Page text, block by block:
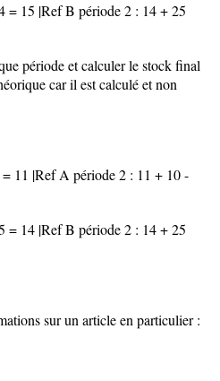
= 15 |Ref B période 2 : 14 + 25
période et calculer le stock final
car il est calculé et non
11 |Ref A période 2 : 11 + 10 -
= 14 |Ref B période 2 : 14 + 25
sur un article en particulier :